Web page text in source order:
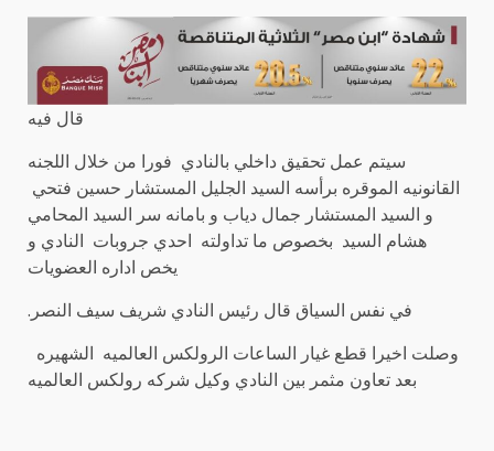
قال فيه
سيتم عمل تحقيق داخلي بالنادي فورا من خلال اللجنه
القانونيه الموقره برأسه السيد الجليل المستشار حسين فتحي
و السيد المستشار جمال دياب و بامانه سر السيد المحامي
هشام السيد بخصوص ما تداولته احدي جروبات النادي و
يخص اداره العضويات
.في نفس السياق قال رئيس النادي شريف سيف النصر
وصلت اخيرا قطع غيار الساعات الرولكس العالميه الشهيره
بعد تعاون مثمر بين النادي وكيل شركه رولكس العالميه